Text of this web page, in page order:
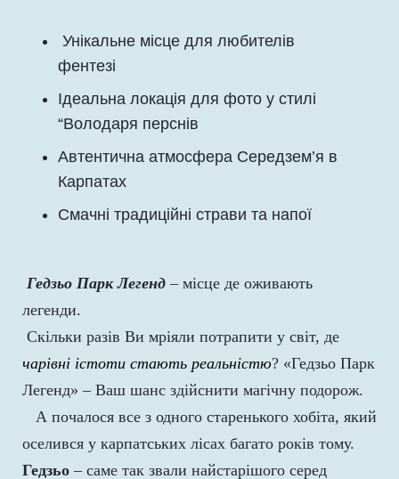
Унікальне місце для любителів
фентезі
Ідеальна локація для фото у стилі
“Володаря перснів
Автентична атмосфера Середзем’я в
Карпатах
Смачні традиційні страви та напої
Гедзьо Парк Легенд – місце де оживають
легенди.
Скільки разів Ви мріяли потрапити у світ, де
чарівні істоти стають реальністю? «Гедзьо Парк
Легенд» – Ваш шанс здійснити магічну подорож.
А почалося все з одного старенького хобіта, який
оселився у карпатських лісах багато років тому.
Гедзьо – саме так звали найстарішого серед